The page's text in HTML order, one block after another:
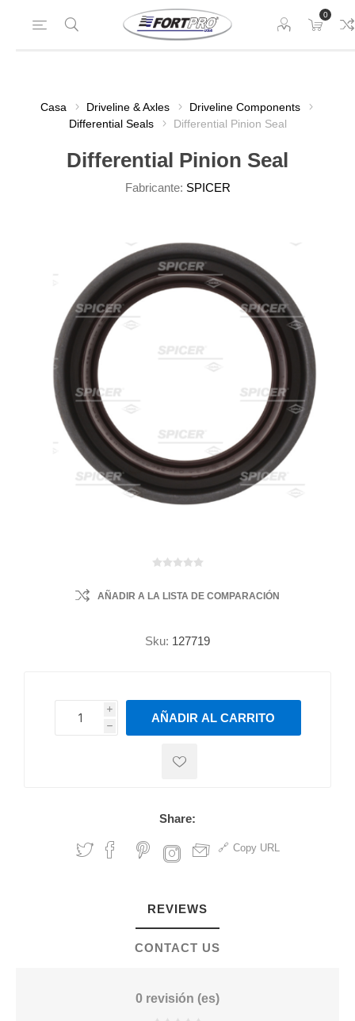
0
Casa Driveline & Axles
Driveline Components
Differential Seals
Differential Pinion Seal
Differential Pinion Seal
Fabricante: SPICER
AÑADIR A LA LISTA DE COMPARACIÓN
Sku: 127719
i
h
h
AÑADIR AL CARRITO
Share:
Copy URL
REVIEWS
CONTACT US
0 revisión (es)